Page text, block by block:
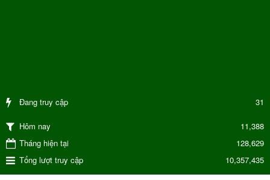
Đang truy cập 31
Hôm nay
11,388
Tháng hiện tại
128,629
Tổng lượt truy cập
10,357,435